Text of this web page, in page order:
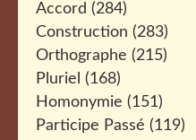
Accord (284)
Construction (283)
Orthographe (215)
Pluriel (168)
Homonymie (151)
Participe Passé (119)